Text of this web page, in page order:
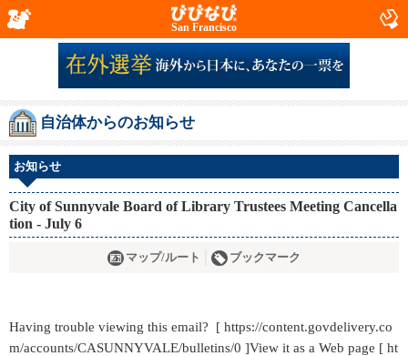
San Francisco
自治体からのお知らせ
お知らせ
City of Sunnyvale Board of Library Trustees Meeting Cancella
tion - July 6
マップ/ルート ブックマーク
Having trouble viewing this email? [ https://content.govdelivery.co
m/accounts/CASUNNYVALE/bulletins/0 ]View it as a Web page [ ht